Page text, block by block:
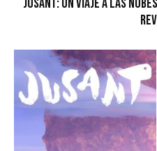
Jusant: Un Viaje A Las